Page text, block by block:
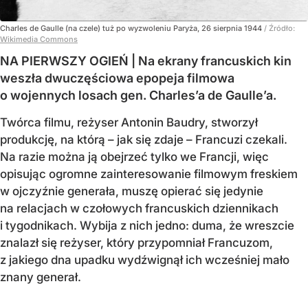
Charles de Gaulle (na czele) tuż po wyzwoleniu Paryża, 26 sierpnia 1944 / Źródło:
Wikimedia Commons
NA PIERWSZY OGIEŃ | Na ekrany francuskich kin
weszła dwuczęściowa epopeja filmowa
o wojennych losach gen. Charles’a de Gaulle’a.
Twórca filmu, reżyser Antonin Baudry, stworzył
produkcję, na którą – jak się zdaje – Francuzi czekali.
Na razie można ją obejrzeć tylko we Francji, więc
opisując ogromne zainteresowanie filmowym freskiem
w ojczyźnie generała, muszę opierać się jedynie
na relacjach w czołowych francuskich dziennikach
i tygodnikach. Wybija z nich jedno: duma, że wreszcie
znalazł się reżyser, który przypomniał Francuzom,
z jakiego dna upadku wydźwignął ich wcześniej mało
znany generał.